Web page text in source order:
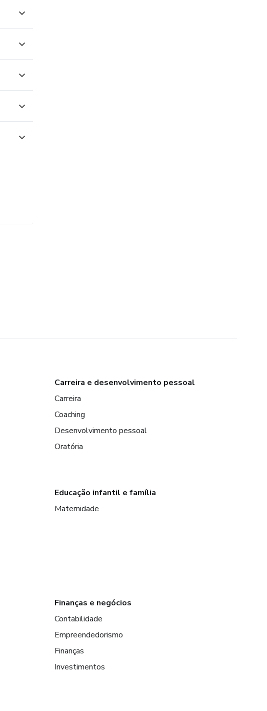
Carreira e desenvolvimento pessoal
Carreira
Coaching
Desenvolvimento pessoal
Oratória
Educação infantil e família
Maternidade
Finanças e negócios
Contabilidade
Empreendedorismo
Finanças
Investimentos